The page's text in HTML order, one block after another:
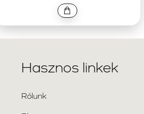
Hasznos linkek
Rólunk